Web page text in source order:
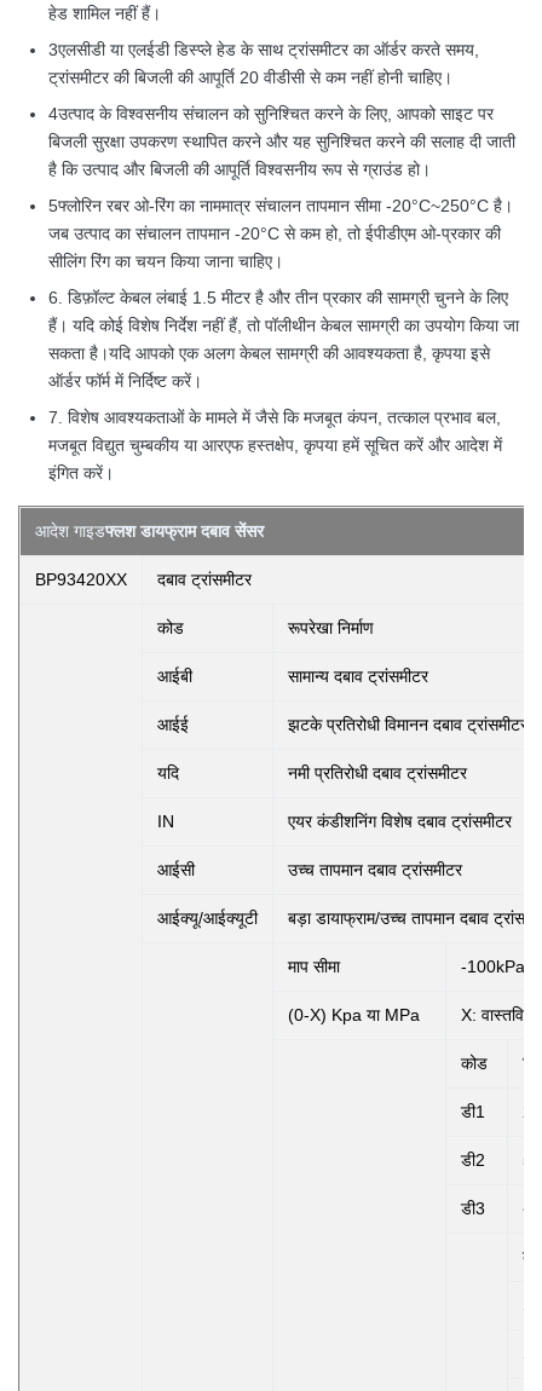
हेड शामिल नहीं हैं।
3एलसीडी या एलईडी डिस्प्ले हेड के साथ ट्रांसमीटर का ऑर्डर करते समय,
ट्रांसमीटर की बिजली की आपूर्ति 20 वीडीसी से कम नहीं होनी चाहिए।
4उत्पाद के विश्वसनीय संचालन को सुनिश्चित करने के लिए, आपको साइट पर
बिजली सुरक्षा उपकरण स्थापित करने और यह सुनिश्चित करने की सलाह दी जाती
है कि उत्पाद और बिजली की आपूर्ति विश्वसनीय रूप से ग्राउंड हो।
5फ्लोरिन रबर ओ-रिंग का नाममात्र संचालन तापमान सीमा -20°C~250°C है।
जब उत्पाद का संचालन तापमान -20°C से कम हो, तो ईपीडीएम ओ-प्रकार की
सीलिंग रिंग का चयन किया जाना चाहिए।
6. डिफ़ॉल्ट केबल लंबाई 1.5 मीटर है और तीन प्रकार की सामग्री चुनने के लिए
हैं। यदि कोई विशेष निर्देश नहीं हैं, तो पॉलीथीन केबल सामग्री का उपयोग किया जा
सकता है।यदि आपको एक अलग केबल सामग्री की आवश्यकता है, कृपया इसे
ऑर्डर फॉर्म में निर्दिष्ट करें।
7. विशेष आवश्यकताओं के मामले में जैसे कि मजबूत कंपन, तत्काल प्रभाव बल,
मजबूत विद्युत चुम्बकीय या आरएफ हस्तक्षेप, कृपया हमें सूचित करें और आदेश में
इंगित करें।
आदेश गाइडफ्लश डायफ्राम दबाव सेंसर
BP93420XX दबाव ट्रांसमीटर
कोड रूपरेखा निर्माण
आईबी सामान्य दबाव ट्रांसमीटर
आईई झटके प्रतिरोधी विमानन दबाव ट्रांसमीटर
यदि नमी प्रतिरोधी दबाव ट्रांसमीटर
IN एयर कंडीशनिंग विशेष दबाव ट्रांसमीटर
आईसी उच्च तापमान दबाव ट्रांसमीटर
आईक्यू/आईक्यूटी बड़ा डायाफ्राम/उच्च तापमान दबाव
माप सीमा -
(0-X) Kpa या MPa X: वास्तविक
कोड
डी1
डी2 5
डी3
S1
S2